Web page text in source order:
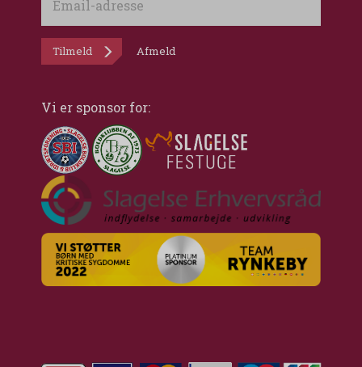
adresse
Tilmeld Afmeld
Vi er sponsor for: